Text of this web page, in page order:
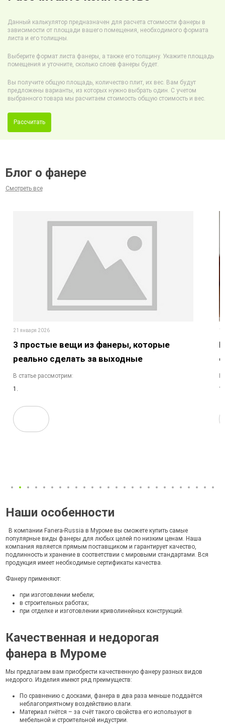
Данный калькулятор предназначен для расчета стоимости фанеры в
зависимости от площади вашего помещения, необходимого формата
листа и его толищны.
Выберите формат листа фанеры, а также его толщину. Укажите площадь
помещения и уточните, сколько слоев фанеры будет.
Вы получите общую площадь, количество плит, их вес. Вам будут
предложены варианты, из которых нужно выбрать один. С учетом
выбранного товара мы расчитаем стоимость общую стоимость и вес.
Рассчитать
Блог о фанере
Смотреть все
21 января 2026
3 простые вещи из фанеры, которые
реально сделать за выходные
В статье рассмотрим:
1.
1.
Наши особенности
В компании Fanera-Russia в Муроме вы сможете купить самые
популярные виды фанеры для любых целей по низким ценам. Наша
компания является прямым поставщиком и гарантирует качество,
подлинность и хранение в соответствии с мировыми стандартами. Вся
продукция имеет необходимые сертификаты качества.
Фанеру применяют:
при изготовлении мебели;
в строительных работах;
при отделке и изготовлении криволинейных конструкций.
Качественная и недорогая
фанера в Муроме
Мы предлагаем вам приобрести качественную фанеру разных видов
недорого. Изделия имеют ряд преимуществ:
По сравнению с досками, фанера в два раза меньше поддаётся
неблагоприятному воздействию влаги.
Материал гнётся – за счёт такого свойства его используют в
мебельной и строительной индустрии.